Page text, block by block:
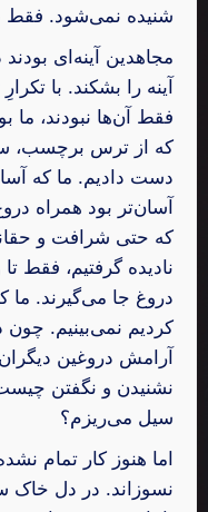
شنیده نمی‌شود. فقط
مجاهدین آینه‌ای
آینه را بشکند. با
فقط آن‌ها نبودند، ما
که از ترس برچسب،
دست دادیم. ما که
آسان‌تر بود همراه
که حتی شرافت و
نادیده گرفتیم، فقط
دروغ جا می‌گیرند. ما
کردیم نمی‌بینیم.
آرامش دروغین
نشنیدن و نگفتن
سیل می‌ریزم؟
اما هنوز کار تمام
نسوزاند. در دل خاک